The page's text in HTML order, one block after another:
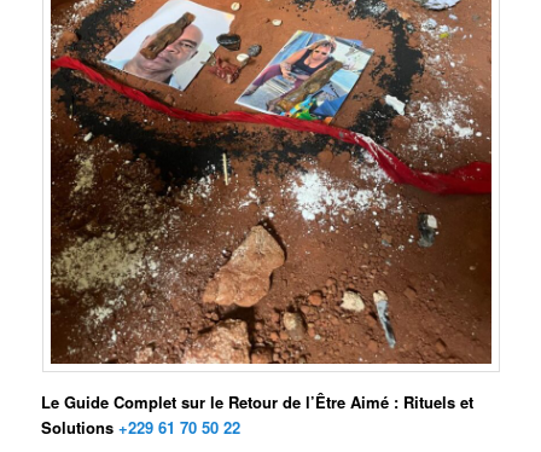
Le Guide Complet sur le Retour de l’Être Aimé : Rituels et
Solutions+229 61 70 50 22